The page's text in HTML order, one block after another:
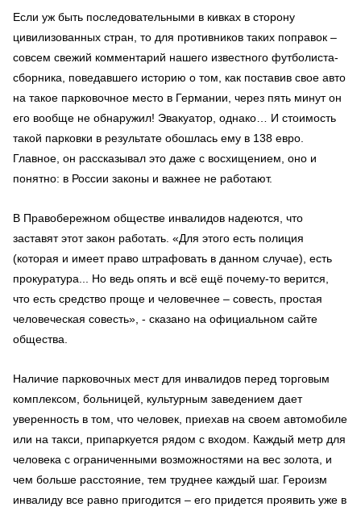
Если уж быть последовательными в кивках в сторону
цивилизованных стран, то для противников таких поправок –
совсем свежий комментарий нашего известного футболиста-
сборника, поведавшего историю о том, как поставив свое авто
на такое парковочное место в Германии, через пять минут он
его вообще не обнаружил! Эвакуатор, однако… И стоимость
такой парковки в результате обошлась ему в 138 евро.
Главное, он рассказывал это даже с восхищением, оно и
понятно: в России законы и важнее не работают.
В Правобережном обществе инвалидов надеются, что
заставят этот закон работать. «Для этого есть полиция
(которая и имеет право штрафовать в данном случае), есть
прокуратура... Но ведь опять и всё ещё почему-то верится,
что есть средство проще и человечнее – совесть, простая
человеческая совесть», - сказано на официальном сайте
общества.
Наличие парковочных мест для инвалидов перед торговым
комплексом, больницей, культурным заведением дает
уверенность в том, что человек, приехав на своем автомобиле
или на такси, припаркуется рядом с входом. Каждый метр для
человека с ограниченными возможностями на вес золота, и
чем больше расстояние, тем труднее каждый шаг. Героизм
инвалиду все равно пригодится – его придется проявить уже в